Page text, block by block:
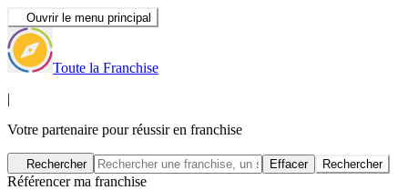
Ouvrir le menu principal
Toute la Franchise
|
Votre partenaire pour réussir en franchise
Rechercher Effacer Rechercher
Référencer ma franchise